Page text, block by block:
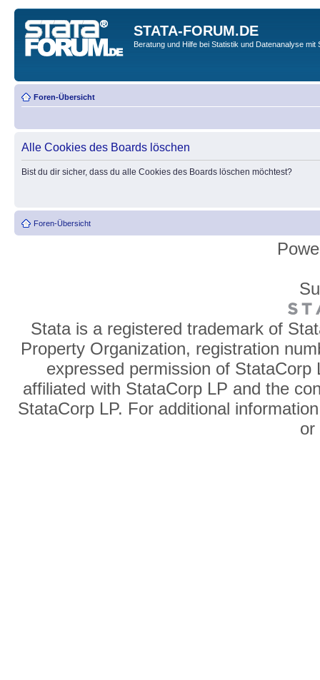
STATA-FORUM.DE
Beratung und Hilfe bei Statistik und Datenanalyse mit
Foren-Übersicht
Alle Cookies des Boards löschen
Bist du dir sicher, dass du alle Cookies des Boards löschen möchtest?
Foren-Übersicht
Stata is a registered trademark of
Property Organization, registration
expressed permission of
affiliated with StataCorp LP and the
StataCorp LP. For additional
or